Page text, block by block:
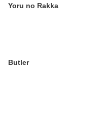
Yoru no Rakka
Butler